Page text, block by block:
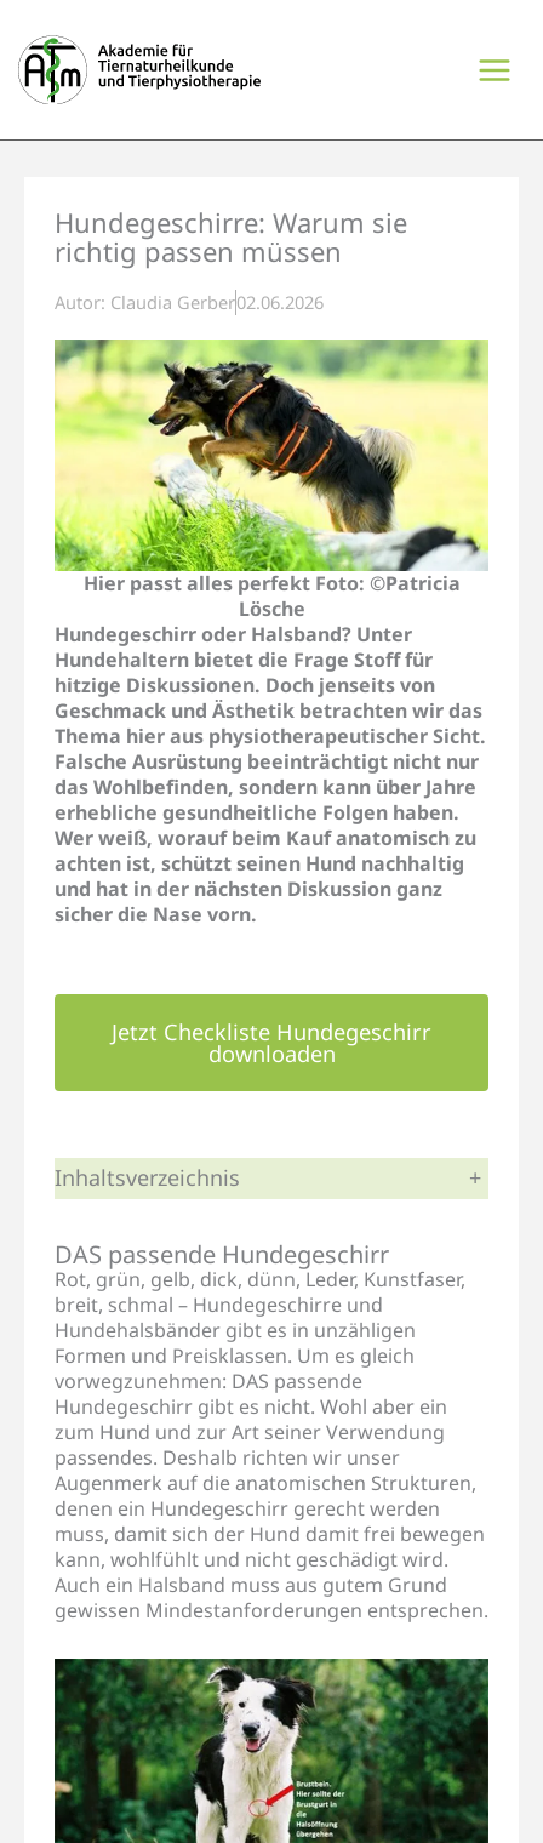
Inhalt
springen
Hundegeschirre: Warum sie
richtig passen müssen
Autor: Claudia Gerber02.06.2026
Hier passt alles perfekt Foto: ©Patricia
Lösche
Hundegeschirr oder Halsband? Unter
Hundehaltern bietet die Frage Stoff für
hitzige Diskussionen. Doch jenseits von
Geschmack und Ästhetik betrachten wir das
Thema hier aus physiotherapeutischer Sicht.
Falsche Ausrüstung beeinträchtigt nicht nur
das Wohlbefinden, sondern kann über Jahre
erhebliche gesundheitliche Folgen haben.
Wer weiß, worauf beim Kauf anatomisch zu
achten ist, schützt seinen Hund nachhaltig
und hat in der nächsten Diskussion ganz
sicher die Nase vorn.
Jetzt Checkliste Hundegeschirr
downloaden
Inhaltsverzeichnis +
DAS passende Hundegeschirr
Rot, grün, gelb, dick, dünn, Leder, Kunstfaser,
breit, schmal – Hundegeschirre und
Hundehalsbänder gibt es in unzähligen
Formen und Preisklassen. Um es gleich
vorwegzunehmen: DAS passende
Hundegeschirr gibt es nicht. Wohl aber ein
zum Hund und zur Art seiner Verwendung
passendes. Deshalb richten wir unser
Augenmerk auf die anatomischen Strukturen,
denen ein Hundegeschirr gerecht werden
muss, damit sich der Hund damit frei bewegen
kann, wohlfühlt und nicht geschädigt wird.
Auch ein Halsband muss aus gutem Grund
gewissen Mindestanforderungen entsprechen.